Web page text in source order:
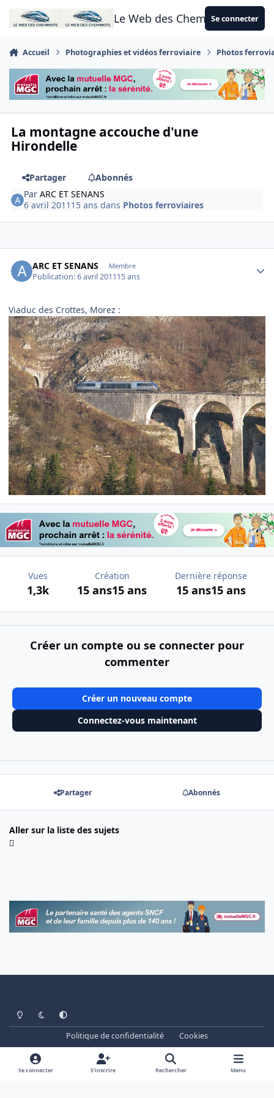
Aller au contenu
Le Web des CheminotsSe connecter
Accueil Photographies et vidéos ferroviaire Photos
La montagne accouche d'une
Hirondelle
Partager
Abonnés
ParARC ET SENANS
6 avril 2011 15 ans dans Photos ferroviaires
ARC ET SENANS Membre
Publication:6 avril 201115 ans
Viaduc des Crottes, Morez :
Vues
1,3k
Création
15 ans15 ans
Dernière réponse
15 ans15 ans
Créer un compte ou se connecter pour
commenter
Créer un nouveau compte
Connectez-vous maintenant
Partager Abonnés
Aller sur la liste des sujets
Light ModeDark ModeSystem Preference
Politique de confidentialité
Cookies
www.cheminots.net - Forum Libre depuis 2003
Powered by
Invision Community
Se connecter S’inscrire Rechercher Menu